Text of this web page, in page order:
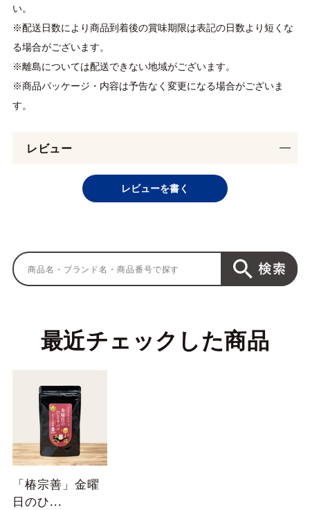
い。
※配送日数により商品到着後の賞味期限は表記の日数より短くな
る場合がございます。
※離島については配送できない地域がございます。
※商品パッケージ・内容は予告なく変更になる場合がございま
す。
レビュー
レビューを書く
最近チェックした商品
「椿宗善」金曜
日のひ...